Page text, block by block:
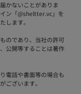
かないことがありま
ン「@sheltter.vc」を
します。
のであり、当社の許可
公開等することは著作
電話や書面等の場合も
ございます。